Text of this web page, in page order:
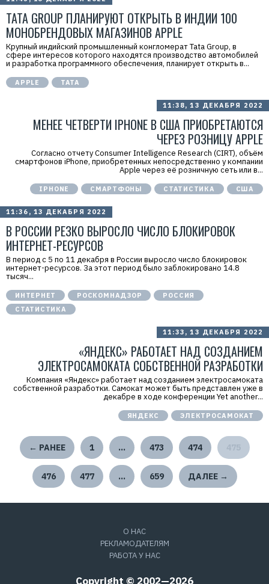
TATA GROUP ПЛАНИРУЮТ ОТКРЫТЬ В ИНДИИ 100
МОНОБРЕНДОВЫХ МАГАЗИНОВ APPLE
Крупный индийский промышленный конгломерат Tata Group, в
сфере интересов которого находятся производство автомобилей
и разработка программного обеспечения, планирует открыть в...
APPLE TATA
11:38, 13 ДЕКАБРЯ 2022
МЕНЕЕ ЧЕТВЕРТИ IPHONE В США ПРИОБРЕТАЮТСЯ
ЧЕРЕЗ РОЗНИЦУ APPLE
Согласно отчету Consumer Intelligence Research (CIRT), объём
смартфонов iPhone, приобретенных непосредственно у компании
Apple через её розничную сеть или в...
IPHONE СМАРТФОНЫ СТАТИСТИКА США
11:36, 13 ДЕКАБРЯ 2022
В РОССИИ РЕЗКО ВЫРОСЛО ЧИСЛО БЛОКИРОВОК
ИНТЕРНЕТ-РЕСУРСОВ
В период с 5 по 11 декабря в России выросло число блокировок
интернет-ресурсов. За этот период было заблокировано 14.8
тысяч...
ИНТЕРНЕТ РОСКОМНАДЗОР
РОССИЯ
СТАТИСТИКА
11:33, 13 ДЕКАБРЯ 2022
«ЯНДЕКС» РАБОТАЕТ НАД СОЗДАНИЕМ
ЭЛЕКТРОСАМОКАТА СОБСТВЕННОЙ РАЗРАБОТКИ
Компания «Яндекс» работает над созданием электросамоката
собственной разработки. Самокат может быть представлен уже в
декабре в ходе конференции Yet another...
ЯНДЕКС ЭЛЕКТРОСАМОКАТ
← РАНЕЕ 1 … 473 474
476 477 … 659 ДАЛЕЕ →
О НАС
РЕКЛАМОДАТЕЛЯМ
РАБОТА У НАС
Copyright © 2002—2026